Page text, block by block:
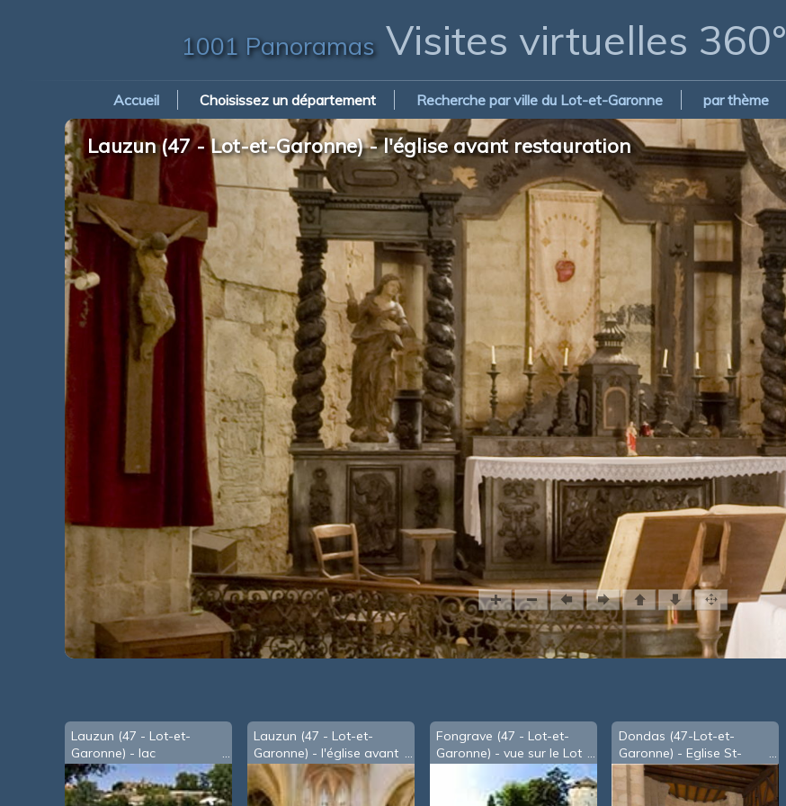
1001 PanoramasVisites virtuelles 360°
Accueil Choisissez un département Recherche par ville du Lot-et-Garonne par thème
Lauzun (47 - Lot-et-Garonne) - l'église avant restauration
Lauzun (47 - Lot-et-
Garonne) - lac
Lauzun (47 - Lot-et-
Garonne) - l'église avant
restauration
Fongrave (47 - Lot-et-
Garonne) - vue sur le Lot
Dondas (47-Lot-et-
Garonne) - Eglise St-
Julien-des-Serres: l'entrée